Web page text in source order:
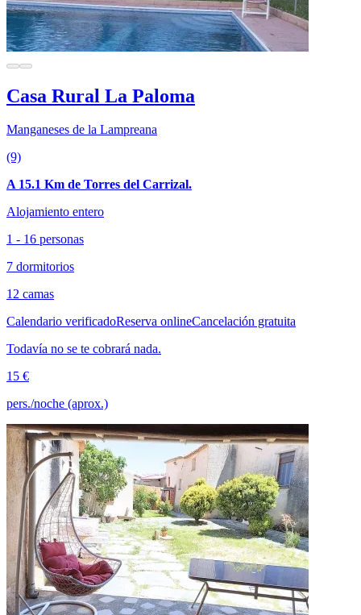
Casa Rural La Paloma
Manganeses de la Lampreana
(9)
A 15.1 Km de Torres del Carrizal.
Alojamiento entero
1 - 16 personas
7 dormitorios
12 camas
Calendario verificadoReserva onlineCancelación gratuita
Todavía no se te cobrará nada.
15 €
pers./noche (aprox.)